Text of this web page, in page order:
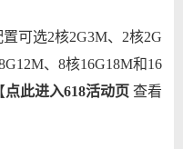
可选2核2G3M、2核2G
、8核16G18M和16
点此进入618活动页 查看